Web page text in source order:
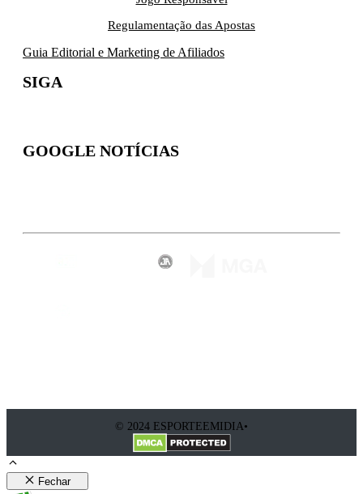
Regulamentação das Apostas
Guia Editorial e Marketing de Afiliados
SIGA
GOOGLE NOTÍCIAS
© 2024 ESPORTEEMIDIA•
Fechar